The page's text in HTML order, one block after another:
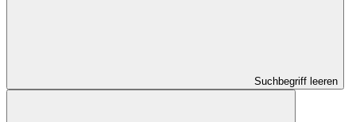
Suchbegriff leeren